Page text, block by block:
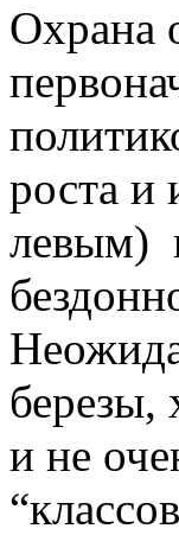
Охрана
роста и
левым)
березы,
и не